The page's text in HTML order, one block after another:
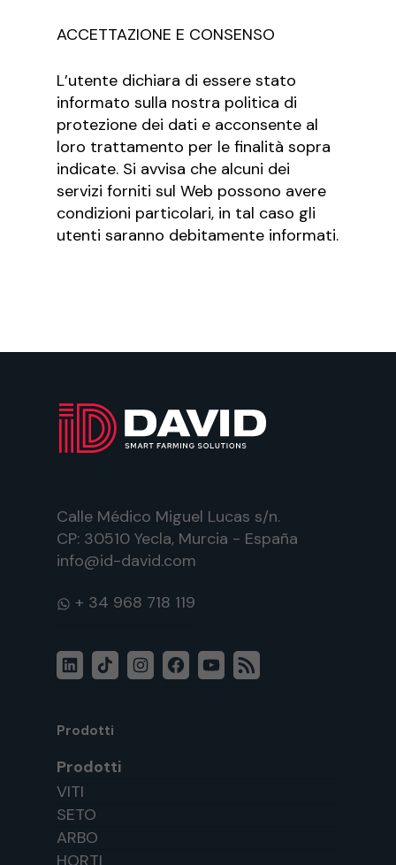
ACCETTAZIONE E CONSENSO
L’utente dichiara di essere stato
informato sulla nostra politica di
protezione dei dati e acconsente al
loro trattamento per le finalità sopra
indicate. Si avvisa che alcuni dei
servizi forniti sul Web possono avere
condizioni particolari, in tal caso gli
utenti saranno debitamente informati.
Calle Médico Miguel Lucas s/n.
CP: 30510 Yecla, Murcia - España
info@id-david.com
WhatsApp
LinkedInTikTokInstagram
FacebookYouTube
Feed
RSS
Prodotti
Prodotti
VITI
SETO
ARBO
HORTI